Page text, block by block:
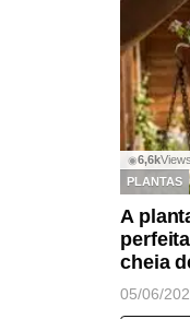
◉6,6kViews
PLANTAS
A
cheia
05/06/